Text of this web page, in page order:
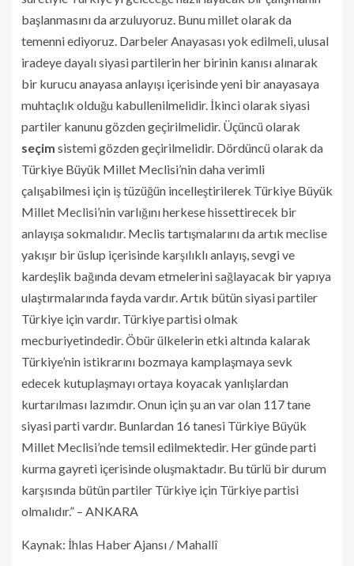
başlanmasını da arzuluyoruz. Bunu millet olarak da
temenni ediyoruz. Darbeler Anayasası yok edilmeli, ulusal
iradeye dayalı siyasi partilerin her birinin kanısı alınarak
bir kurucu anayasa anlayışı içerisinde yeni bir anayasaya
muhtaçlık olduğu kabullenilmelidir. İkinci olarak siyasi
partiler kanunu gözden geçirilmelidir. Üçüncü olarak
seçim sistemi gözden geçirilmelidir. Dördüncü olarak da
Türkiye Büyük Millet Meclisi’nin daha verimli
çalışabilmesi için iş tüzüğün incelleştirilerek Türkiye Büyük
Millet Meclisi’nin varlığını herkese hissettirecek bir
anlayışa sokmalıdır. Meclis tartışmalarını da artık meclise
yakışır bir üslup içerisinde karşılıklı anlayış, sevgi ve
kardeşlik bağında devam etmelerini sağlayacak bir yapıya
ulaştırmalarında fayda vardır. Artık bütün siyasi partiler
Türkiye için vardır. Türkiye partisi olmak
mecburiyetindedir. Öbür ülkelerin etki altında kalarak
Türkiye’nin istikrarını bozmaya kamplaşmaya sevk
edecek kutuplaşmayı ortaya koyacak yanlışlardan
kurtarılması lazımdır. Onun için şu an var olan 117 tane
siyasi parti vardır. Bunlardan 16 tanesi Türkiye Büyük
Millet Meclisi’nde temsil edilmektedir. Her günde parti
kurma gayreti içerisinde oluşmaktadır. Bu türlü bir durum
karşısında bütün partiler Türkiye için Türkiye partisi
olmalıdır.” – ANKARA
Kaynak: İhlas Haber Ajansı / Mahallî